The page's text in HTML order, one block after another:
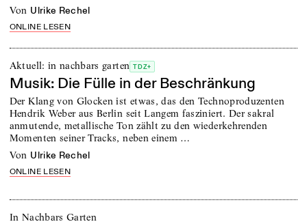
von Ulrike Rechel
ONLINE LESEN
Aktuell: in nachbars garten TDZ+
Musik: Die Fülle in der Beschränkung
Der Klang von Glocken ist etwas, das den Technoproduzenten
Hendrik Weber aus Berlin seit Langem fasziniert. Der sakral
anmutende, metallische Ton zählt zu den wiederkehrenden
Momenten seiner Tracks, neben einem …
von Ulrike Rechel
ONLINE LESEN
In Nachbars Garten